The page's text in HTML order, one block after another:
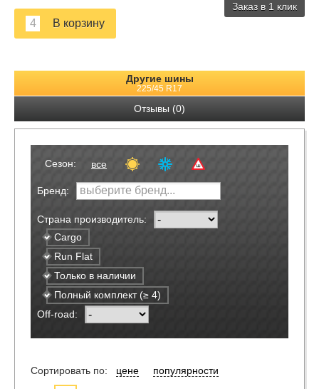
Заказ в 1 клик
Другие шины
225/45 R17
Отзывы (0)
Сезон: все
Бренд:
Страна производитель:
Cargo
Run Flat
Только в наличии
Полный комплект (≥ 4)
Off-road:
Сортировать по: цене популярности